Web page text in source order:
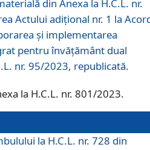
din Anexa la H.C.L. nr.
Actului adițional nr. 1 la
și implementarea
pentru învățământ dual
nr. 95/2023, republicată.
la H.C.L. nr. 801/2023.
la H.C.L. nr. 728 din